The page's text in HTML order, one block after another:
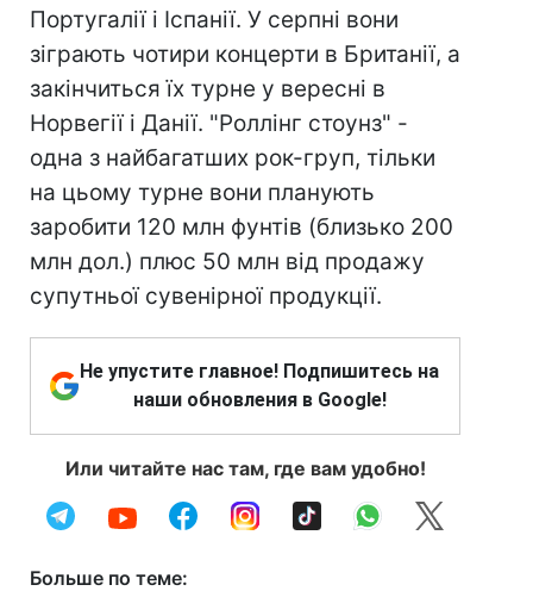
Португалії і Іспанії. У серпні вони
зіграють чотири концерти в Британії, а
закінчиться їх турне у вересні в
Норвегії і Данії. "Роллінг стоунз" -
одна з найбагатших рок-груп, тільки
на цьому турне вони планують
заробити 120 млн фунтів (близько 200
млн дол.) плюс 50 млн від продажу
супутньої сувенірної продукції.
Не упустите главное! Подпишитесь на
наши обновления в Google!
Или читайте нас там, где вам удобно!
Больше по теме: